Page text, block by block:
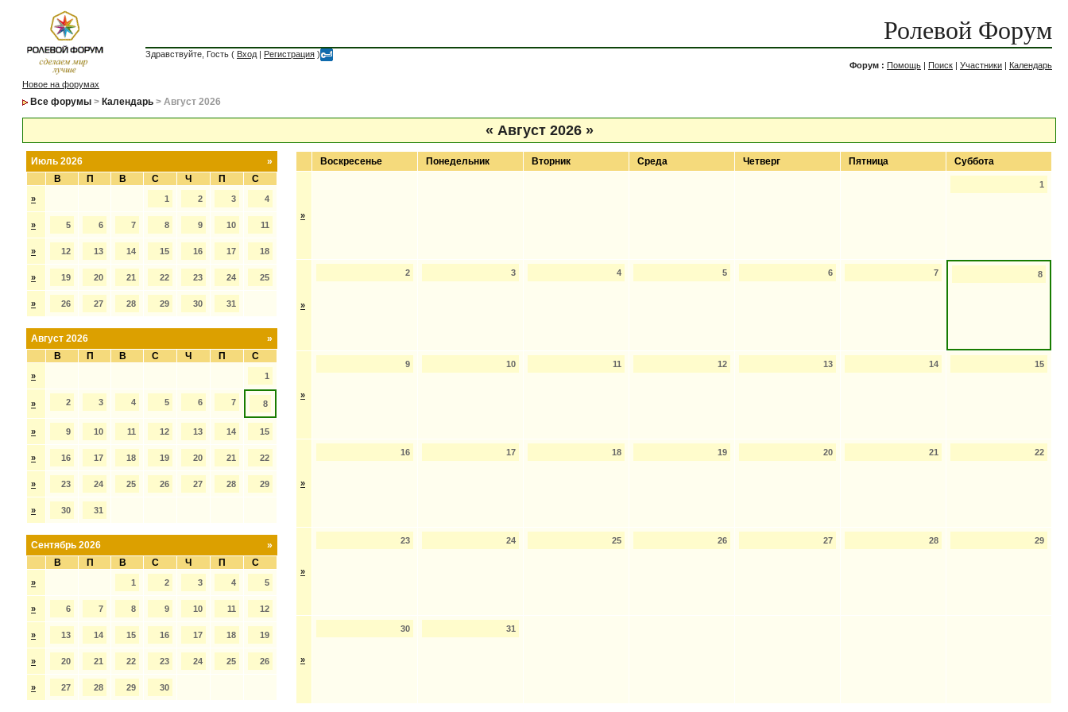
Ролевой Форум
Здравствуйте, Гость ( Вход | Регистрация )
Форум : Помощь | Поиск | Участники | Календарь
Новое на форумах
Все форумы > Календарь > Август 2026
« Август 2026 »
»
Июль 2026
В
П В С Ч П С
» 1 2 3 4
» 5 6 7 8 9 10 11
» 12 13 14 15 16 17 18
» 19 20 21 22 23 24 25
» 26 27 28 29 30 31
»
Август 2026
В
П В С Ч П С
» 1
» 2 3 4 5 6 7 8
» 9 10 11 12 13 14 15
» 16 17 18 19 20 21 22
» 23 24 25 26 27 28 29
» 30 31
»
Сентябрь 2026
В
П В С Ч П С
» 1 2 3 4 5
» 6 7 8 9 10 11 12
» 13 14 15 16 17 18 19
» 20 21 22 23 24 25 26
» 27 28 29 30
Воскресенье Понедельник Вторник Среда Четверг Пятница Суббота
»
1
»
2 3 4 5 6 7 8
»
9 10 11 12 13 14 15
»
16 17 18 19 20 21 22
»
23 24 25 26 27 28 29
»
30 31